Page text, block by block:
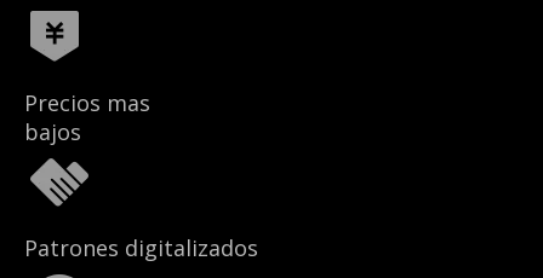
Precios mas
bajos
Patrones digitalizados